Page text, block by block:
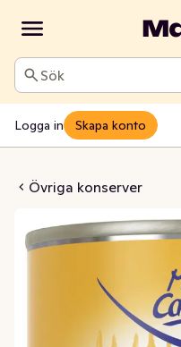
Sök
Logga in Skapa konto
Övriga konserver